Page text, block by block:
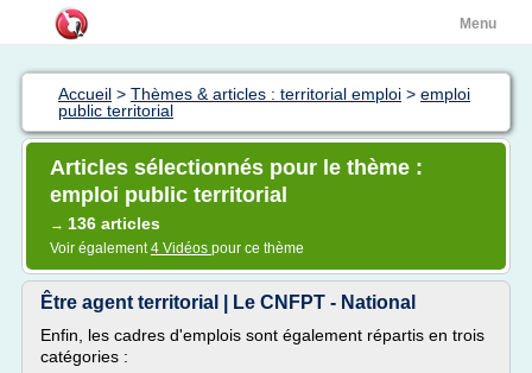
Menu
Accueil > Thèmes & articles : territorial emploi > emploi
public territorial
Articles sélectionnés pour le thème :
emploi public territorial
→ 136 articles
Voir également4 Vidéos pour ce thème
Être agent territorial | Le CNFPT - National
Enfin, les cadres d'emplois sont également répartis en trois
catégories :